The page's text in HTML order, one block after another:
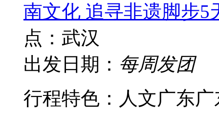
南文化 追寻非遗脚步5
点：武汉
出发日期： 每周发团
行程特色： 人文广东